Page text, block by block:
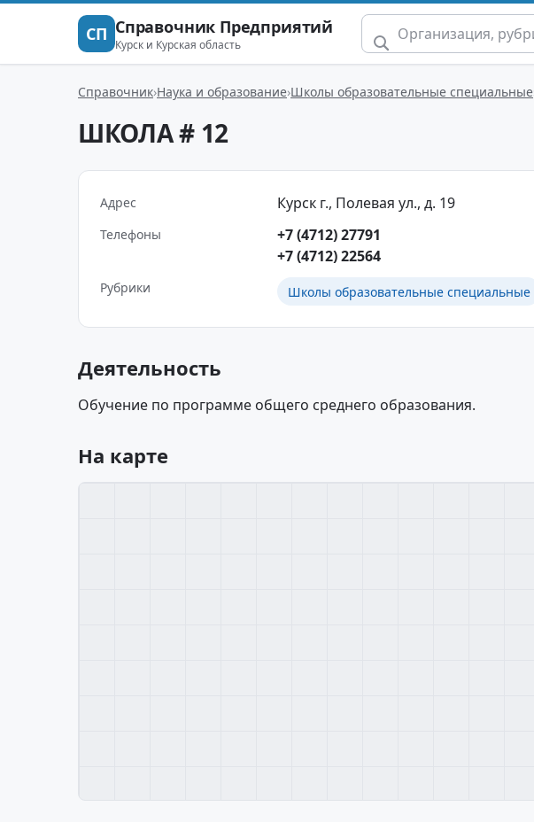
СП Справочник Предприятий
Курск и Курская область
Справочник Наука и образование Школы образовательные специальные
ШКОЛА # 12
Адрес Курск г., Полевая ул., д. 19
Телефоны
+7 (4712) 27791
+7 (4712) 22564
Рубрики Школы образовательные специальные
Деятельность
Обучение по программе общего среднего образования.
На карте